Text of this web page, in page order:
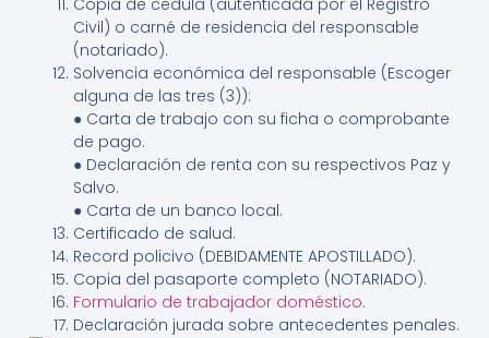
Copia de cédula (autenticada por el Registro
Civil) o carné de residencia del responsable
(notariado).
Solvencia económica del responsable (Escoger
alguna de las tres (3)):
● Carta de trabajo con su ficha o comprobante
de pago.
● Declaración de renta con su respectivos Paz y
Salvo.
● Carta de un banco local.
Certificado de salud.
Record policivo (DEBIDAMENTE APOSTILLADO).
Copia del pasaporte completo (NOTARIADO).
Formulario de trabajador doméstico.
Declaración jurada sobre antecedentes penales.